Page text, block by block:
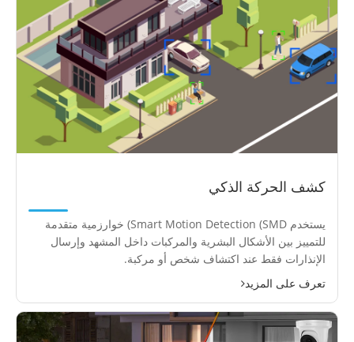
كشف الحركة الذكي
يستخدم Smart Motion Detection (SMD) خوارزمية متقدمة
للتمييز بين الأشكال البشرية والمركبات داخل المشهد وإرسال
الإنذارات فقط عند اكتشاف شخص أو مركبة.
تعرف على المزيد